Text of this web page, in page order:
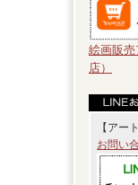
絵画販
店）
【アー
お問い